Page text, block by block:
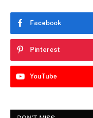
Facebook
Pinterest
YouTube